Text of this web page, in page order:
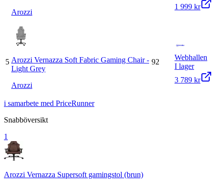
Arozzi
1 999 kr
5 Arozzi Vernazza Soft Fabric Gaming Chair -
Light Grey
Arozzi
92
Webhallen
I lager
3 789 kr
i samarbete med PriceRunner
Snabböversikt
1
Arozzi Vernazza Supersoft gamingstol (brun)